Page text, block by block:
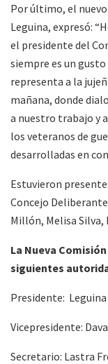
Por último, el
Leguina, expresó:
el presidente del
siempre es un
representa a la
mañana, donde
a nuestro trabajo y
los veteranos de
desarrolladas en
Estuvieron
Concejo
Millón, Melisa
La Nueva
siguientes
Presidente:
Vicepresidente:
Secretario: Lastra